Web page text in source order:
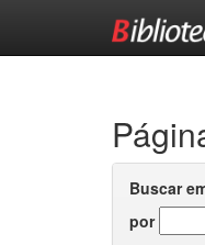
Buscar
por